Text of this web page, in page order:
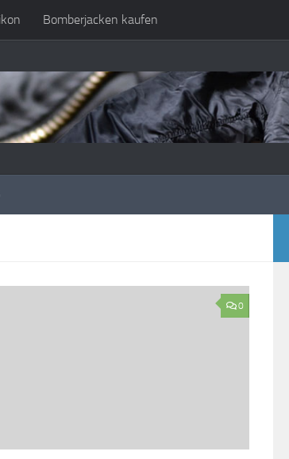
Bomberjacken kaufen
0